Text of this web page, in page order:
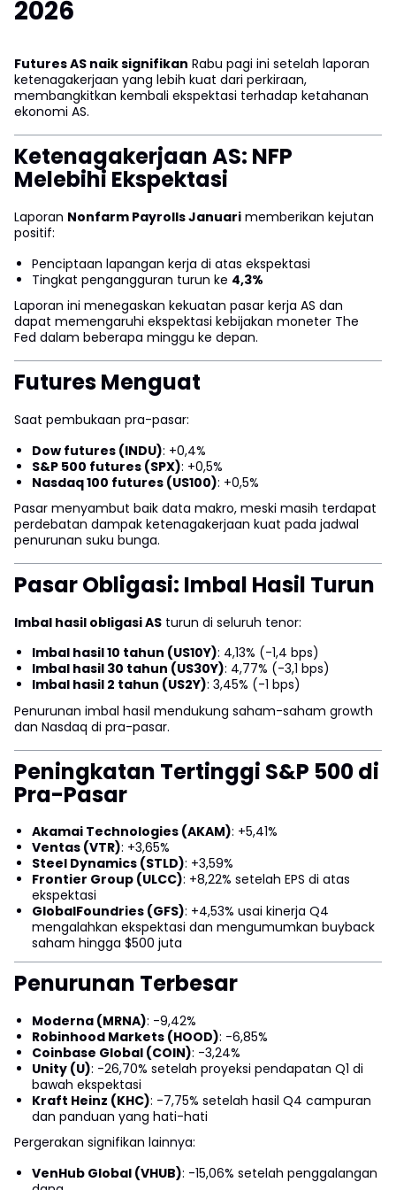
2026
Futures AS naik signifikan Rabu pagi ini setelah laporan
ketenagakerjaan yang lebih kuat dari perkiraan,
membangkitkan kembali ekspektasi terhadap ketahanan
ekonomi AS.
Ketenagakerjaan AS: NFP
Melebihi Ekspektasi
Laporan Nonfarm Payrolls Januari memberikan kejutan
positif:
Penciptaan lapangan kerja di atas ekspektasi
Tingkat pengangguran turun ke 4,3%
Laporan ini menegaskan kekuatan pasar kerja AS dan
dapat memengaruhi ekspektasi kebijakan moneter The
Fed dalam beberapa minggu ke depan.
Futures Menguat
Saat pembukaan pra-pasar:
Dow futures (INDU): +0,4%
S&P 500 futures (SPX): +0,5%
Nasdaq 100 futures (US100): +0,5%
Pasar menyambut baik data makro, meski masih terdapat
perdebatan dampak ketenagakerjaan kuat pada jadwal
penurunan suku bunga.
Pasar Obligasi: Imbal Hasil Turun
Imbal hasil obligasi AS turun di seluruh tenor:
Imbal hasil 10 tahun (US10Y): 4,13% (-1,4 bps)
Imbal hasil 30 tahun (US30Y): 4,77% (-3,1 bps)
Imbal hasil 2 tahun (US2Y): 3,45% (-1 bps)
Penurunan imbal hasil mendukung saham-saham growth
dan Nasdaq di pra-pasar.
Peningkatan Tertinggi S&P 500 di
Pra-Pasar
Akamai Technologies (AKAM): +5,41%
Ventas (VTR): +3,65%
Steel Dynamics (STLD): +3,59%
Frontier Group (ULCC): +8,22% setelah EPS di atas
ekspektasi
GlobalFoundries (GFS): +4,53% usai kinerja Q4
mengalahkan ekspektasi dan mengumumkan buyback
saham hingga $500 juta
Penurunan Terbesar
Moderna (MRNA): -9,42%
Robinhood Markets (HOOD): -6,85%
Coinbase Global (COIN): -3,24%
Unity (U): -26,70% setelah proyeksi pendapatan Q1 di
bawah ekspektasi
Kraft Heinz (KHC): -7,75% setelah hasil Q4 campuran
dan panduan yang hati-hati
Pergerakan signifikan lainnya:
VenHub Global (VHUB): -15,06% setelah penggalangan